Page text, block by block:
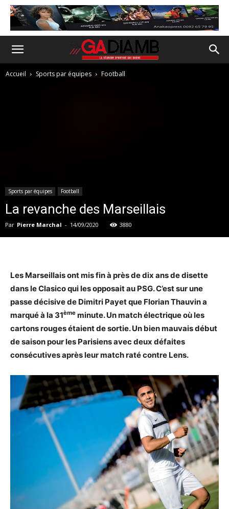
Accueil Sports par équipes Football
Sports par équipes Football
La revanche des Marseillais
Par Pierre Marchal - 14/09/2020 3880
Les Marseillais ont mis fin à près de dix ans de disette
dans le Clasico qui les opposait au PSG. C’est sur une
passe décisive de Dimitri Payet que Florian Thauvin a
marqué à la 31ème minute. Un match électrique où les
cartons rouges étaient de sortie. Un bien mauvais début
de saison pour les Parisiens avec deux défaites
consécutives après leur match raté contre Lens.